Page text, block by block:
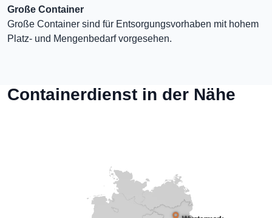
Große Container
Große Container sind für Entsorgungsvorhaben mit hohem
Platz- und Mengenbedarf vorgesehen.
Containerdienst in der Nähe